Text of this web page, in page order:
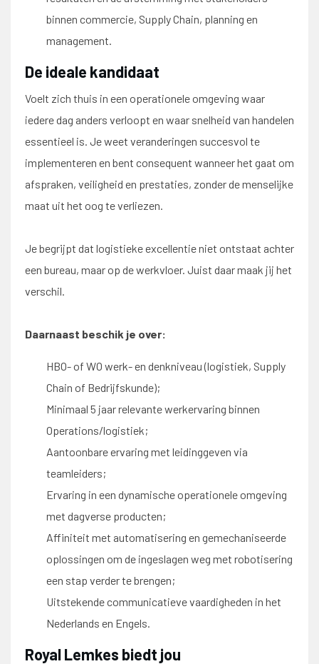
binnen commercie, Supply Chain, planning en
management.
De ideale kandidaat
Voelt zich thuis in een operationele omgeving waar
iedere dag anders verloopt en waar snelheid van handelen
essentieel is. Je weet veranderingen succesvol te
implementeren en bent consequent wanneer het gaat om
afspraken, veiligheid en prestaties, zonder de menselijke
maat uit het oog te verliezen.
Je begrijpt dat logistieke excellentie niet ontstaat achter
een bureau, maar op de werkvloer. Juist daar maak jij het
verschil.
Daarnaast beschik je over:
HBO- of WO werk- en denkniveau (logistiek, Supply
Chain of Bedrijfskunde);
Minimaal 5 jaar relevante werkervaring binnen
Operations/logistiek;
Aantoonbare ervaring met leidinggeven via
teamleiders;
Ervaring in een dynamische operationele omgeving
met dagverse producten;
Affiniteit met automatisering en gemechaniseerde
oplossingen om de ingeslagen weg met robotisering
een stap verder te brengen;
Uitstekende communicatieve vaardigheden in het
Nederlands en Engels.
Royal Lemkes biedt jou